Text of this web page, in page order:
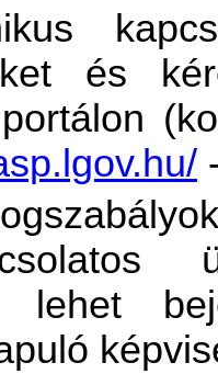
és
lehet